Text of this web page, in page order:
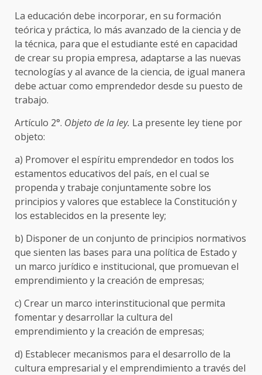
La educación debe incorporar, en su formación
teórica y práctica, lo más avanzado de la ciencia y de
la técnica, para que el estudiante esté en capacidad
de crear su propia empresa, adaptarse a las nuevas
tecnologías y al avance de la ciencia, de igual manera
debe actuar como emprendedor desde su puesto de
trabajo.
Artículo 2°. Objeto de la ley. La presente ley tiene por
objeto:
a) Promover el espíritu emprendedor en todos los
estamentos educativos del país, en el cual se
propenda y trabaje conjuntamente sobre los
principios y valores que establece la Constitución y
los establecidos en la presente ley;
b) Disponer de un conjunto de principios normativos
que sienten las bases para una política de Estado y
un marco jurídico e institucional, que promuevan el
emprendimiento y la creación de empresas;
c) Crear un marco interinstitucional que permita
fomentar y desarrollar la cultura del
emprendimiento y la creación de empresas;
d) Establecer mecanismos para el desarrollo de la
cultura empresarial y el emprendimiento a través del